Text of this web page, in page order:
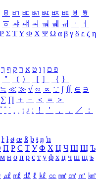
ㅱ ㅲ ㅳ ㅴ ㅵ ㅶ ㅷ ㅸ
ㅹ
ㆆ ㆇ ㆈ ㆉ ㆊ ㆋ ㆌ ㆍ
ㆎ
Ρ Σ ΤΥ Φ Χ Ψ Ω α β γ δ ε ζ η
פ ם ן ו ט א ר ק ף ך
＂ （ ） ［ ］ ｛ ｝
≒ ≪ ≫ √ ∽ ∝ ∵ ∫ ∬ ∈ ∋
∑ ∏ ＋ － ＜ ＝
＞
˝ ˚ ˙ ¸ ¡ ¿ ː ！ ＇ ， ． ／
：
ŀ ł ø œ ß þ ŧ ŋ ŉ
П Р С Т У Ф Х Ц Ч Ш Щ Ъ
м н о п р с т у ф х ц ч ш щ ъ
㎕ ㎖ ㎗ ℓ ㎘ ㏄ ㎣ ㎤ ㎥ ㎦